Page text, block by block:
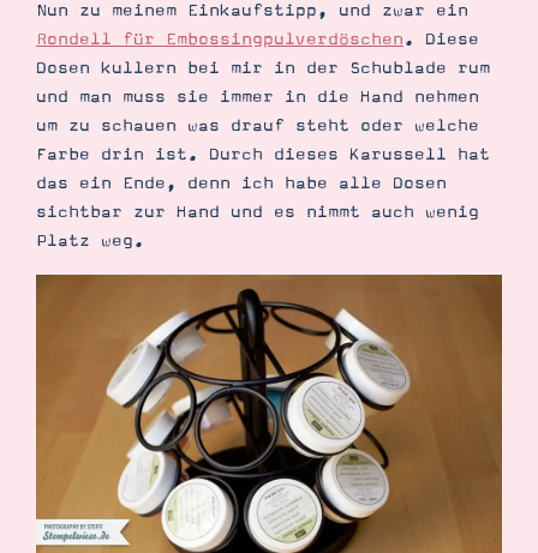
Ordnungstipps
Impressum Datenschutz
Nun zu meinem Einkaufstipp, und zwar ein
Rondell für Embossingpulverdöschen. Diese
Dosen kullern bei mir in der Schublade rum
und man muss sie immer in die Hand nehmen
um zu schauen was drauf steht oder welche
Farbe drin ist. Durch dieses Karussell hat
das ein Ende, denn ich habe alle Dosen
sichtbar zur Hand und es nimmt auch wenig
Platz weg.